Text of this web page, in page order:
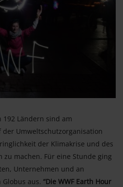
Ländern sind am
Umweltschutzorganisation
der Klimakrise und des
machen. Für eine Stunde ging
Unternehmen und an
aus. “Die WWF Earth Hour